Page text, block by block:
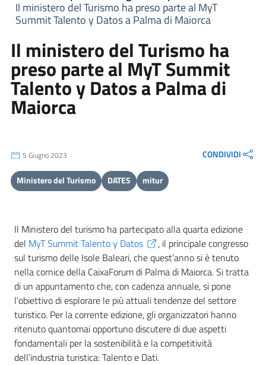
Il ministero del Turismo ha preso parte al MyT
Summit Talento y Datos a Palma di Maiorca
Il ministero del Turismo ha
preso parte al MyT Summit
Talento y Datos a Palma di
Maiorca
5 Giugno 2023 CONDIVIDI
Ministero del Turismo DATES mitur
Il Ministero del turismo ha partecipato alla quarta edizione
del MyT Summit Talento y Datos
, il principale congresso
sul turismo delle Isole Baleari, che quest’anno si è tenuto
nella cornice della CaixaForum di Palma di Maiorca. Si tratta
di un appuntamento che, con cadenza annuale, si pone
l’obiettivo di esplorare le più attuali tendenze del settore
turistico. Per la corrente edizione, gli organizzatori hanno
ritenuto quantomai opportuno discutere di due aspetti
fondamentali per la sostenibilità e la competitività
dell’industria turistica: Talento e Dati.